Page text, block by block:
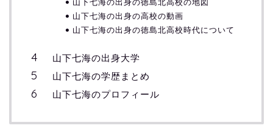
山下七海の出身の高校の動画
山下七海の出身の徳島北高校時代について
山下七海の出身大学
山下七海の学歴まとめ
山下七海のプロフィール